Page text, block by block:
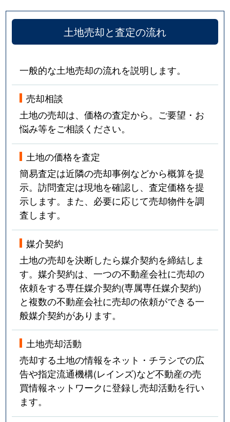
土地売却と査定の流れ
一般的な土地売却の流れを説明します。
売却相談
土地の売却は、価格の査定から。ご要望・お
悩み等をご相談ください。
土地の価格を査定
簡易査定は近隣の売却事例などから概算を提
示。訪問査定は現地を確認し、査定価格を提
示します。また、必要に応じて売却物件を調
査します。
媒介契約
土地の売却を決断したら媒介契約を締結しま
す。媒介契約は、一つの不動産会社に売却の
依頼をする専任媒介契約(専属専任媒介契約)
と複数の不動産会社に売却の依頼ができる一
般媒介契約があります。
土地売却活動
売却する土地の情報をネット・チラシでの広
告や指定流通機構(レインズ)など不動産の売
買情報ネットワークに登録し売却活動を行い
ます。